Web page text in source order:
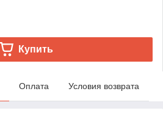
Купить
Оплата Условия возврата